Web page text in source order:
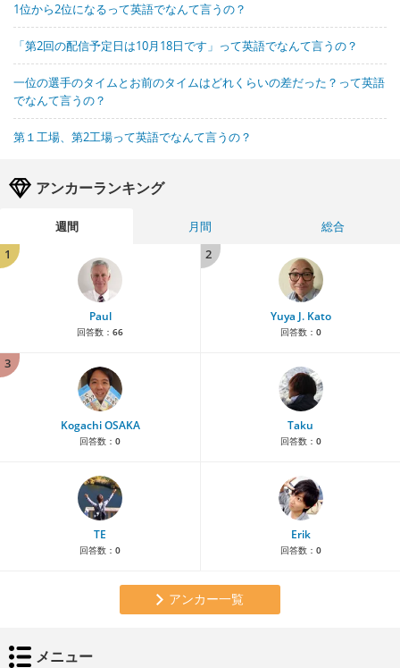
1位から2位になるって英語でなんて言うの？
「第2回の配信予定日は10月18日です」って英語でなんて言うの？
一位の選手のタイムとお前のタイムはどれくらいの差だった？って英語
でなんて言うの？
第１工場、第2工場って英語でなんて言うの？
アンカーランキング
週間 月間
総合
1
Paul
回答数： 66
2
Yuya J. Kato
回答数： 0
3
Kogachi OSAKA
回答数： 0
Taku
回答数： 0
TE
回答数： 0
Erik
回答数： 0
アンカー一覧
メニュー